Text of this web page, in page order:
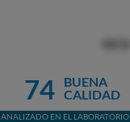
74
BUENA
CALIDAD
ANALIZADO EN EL LABORATORIO